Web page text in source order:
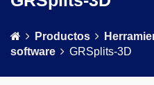
Productos
software
GRSplits-3D